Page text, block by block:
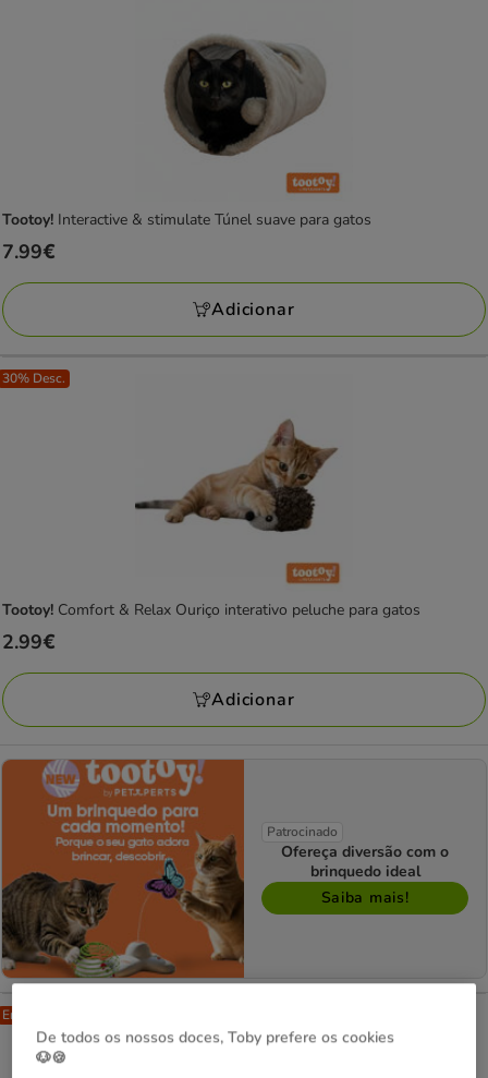
Tootoy! Interactive & stimulate Túnel suave para gatos
Preço
7.99€
7.99€
Adicionar
30% Desc.
Tootoy! Comfort & Relax Ouriço interativo peluche para gatos
Preço
2.99€
2.99€
Adicionar
Patrocinado
Ofereça diversão com o
brinquedo ideal
Saiba mais!
Entrega Grátis
De todos os nossos doces, Toby prefere os cookies
🐶🍪